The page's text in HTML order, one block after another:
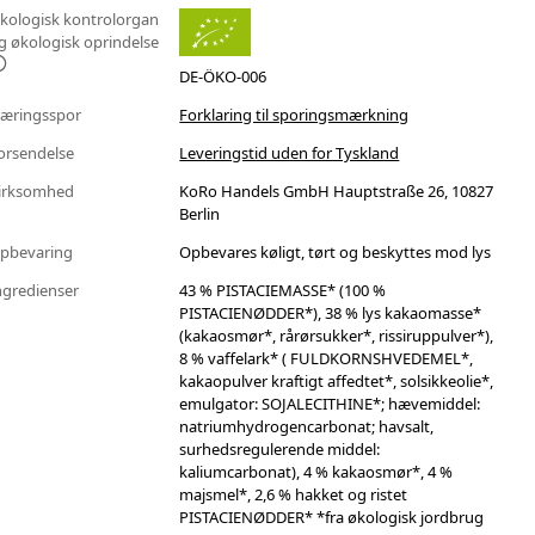
kontrolorgan
økologisk oprindelse
DE-ÖKO-006
Forklaring til sporingsmærkning
Leveringstid uden for Tyskland
KoRo Handels GmbH Hauptstraße 26, 10827
Berlin
Opbevares køligt, tørt og beskyttes mod lys
43 % PISTACIEMASSE* (100 %
PISTACIENØDDER*), 38 % lys kakaomasse*
(kakaosmør*, rårørsukker*, rissiruppulver*),
8 % vaffelark* ( FULDKORNSHVEDEMEL*,
kakaopulver kraftigt affedtet*, solsikkeolie*,
emulgator: SOJALECITHINE*; hævemiddel:
natriumhydrogencarbonat; havsalt,
surhedsregulerende middel:
kaliumcarbonat), 4 % kakaosmør*, 4 %
majsmel*, 2,6 % hakket og ristet
PISTACIENØDDER* *fra økologisk jordbrug